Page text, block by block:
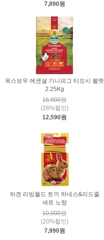
7,890원
옥스보우 에센셜 기니피그 티모시 펠렛
2.25Kg
16,900원
(26%할인)
12,590원
하겐 리빙월드 토끼 하네스&리드줄
세트 노랑
10,000원
(20%할인)
7,990원